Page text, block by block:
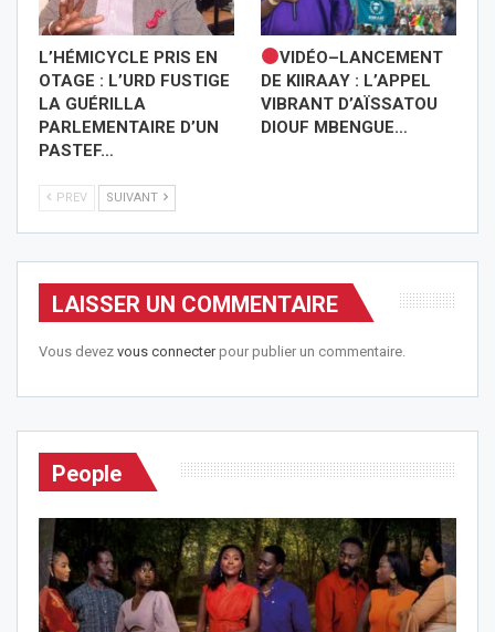
L’HÉMICYCLE PRIS EN
OTAGE : L’URD FUSTIGE
LA GUÉRILLA
PARLEMENTAIRE D’UN
PASTEF…
VIDÉO–LANCEMENT
DE KIIRAAY : L’APPEL
VIBRANT D’AÏSSATOU
DIOUF MBENGUE…
PREV SUIVANT
LAISSER UN COMMENTAIRE
Vous devez vous connecterpour publier un commentaire.
People